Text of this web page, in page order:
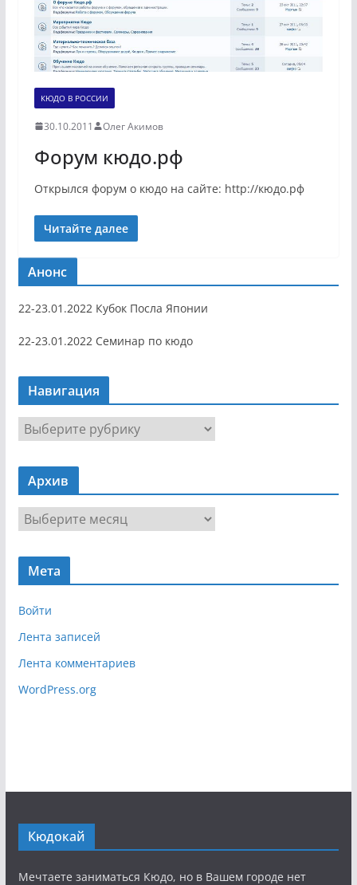
КЮДО В РОССИИ
30.10.2011 Олег Акимов
Форум кюдо.рф
Открылся форум о кюдо на сайте: http://кюдо.рф
Читайте далее
Анонс
22-23.01.2022 Кубок Посла Японии
22-23.01.2022 Семинар по кюдо
Навигация
Н
а
в
г
я
Архив
р
х
Мета
Войти
Лента записей
Лента комментариев
WordPress.org
Кюдокай
Мечтаете заниматься Кюдо, но в Вашем городе нет